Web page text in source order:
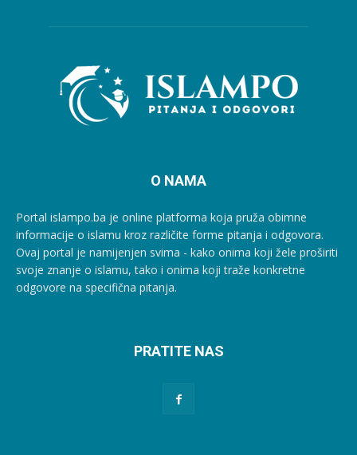
O NAMA
Portal islampo.ba je online platforma koja pruža obimne
informacije o islamu kroz različite forme pitanja i odgovora.
Ovaj portal je namijenjen svima - kako onima koji žele proširiti
svoje znanje o islamu, tako i onima koji traže konkretne
odgovore na specifična pitanja.
PRATITE NAS